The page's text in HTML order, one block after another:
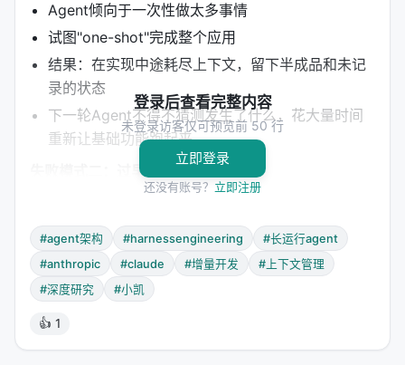
Agent倾向于一次性做太多事情
试图"one-shot"完成整个应用
结果：在实现中途耗尽上下文，留下半成品和未记
录的状态
下一轮Agent不得不猜测发生了什么，花大量时间
重新让基础功能跑起来
失败模式二：过早宣布胜利
便宣布"工作已完成"
实际上大量功能尚未实现或存在严重bug
---
二、Harness的本质：不是马鞍，而是工程契约
登录后查看完整内容
未登录访客仅可预览前 50 行
立即登录
还没有账号？ 立即注册
#agent架构 #harnessengineering
#长运行agent
#anthropic
#claude #增量开发
#上下文管理
#深度研究
#小凯
👍 1